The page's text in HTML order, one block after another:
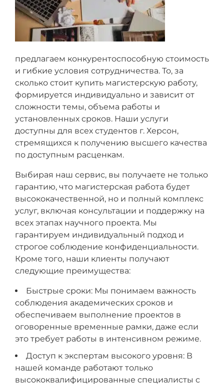
предлагаем конкурентоспособную стоимость
и гибкие условия сотрудничества. То, за
сколько стоит купить магистерскую работу,
формируется индивидуально и зависит от
сложности темы, объема работы и
установленных сроков. Наши услуги
доступны для всех студентов г. Херсон,
стремящихся к получению высшего качества
по доступным расценкам.
Выбирая наш сервис, вы получаете не только
гарантию, что магистерская работа будет
высококачественной, но и полный комплекс
услуг, включая консультации и поддержку на
всех этапах научного проекта. Мы
гарантируем индивидуальный подход и
строгое соблюдение конфиденциальности.
Кроме того, наши клиенты получают
следующие преимущества:
Быстрые сроки: Мы понимаем важность
соблюдения академических сроков и
обеспечиваем выполнение проектов в
оговоренные временные рамки, даже если
это требует работы в интенсивном режиме.
Доступ к экспертам высокого уровня: В
нашей команде работают только
высококвалифицированные специалисты с